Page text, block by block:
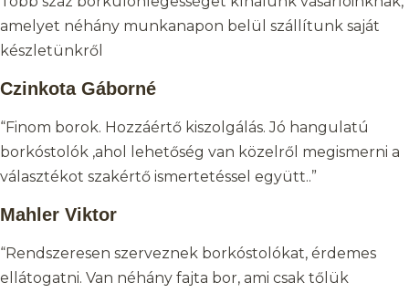
amelyet néhány munkanapon belül szállítunk saját
készletünkről
Czinkota Gáborné
“Finom borok. Hozzáértő kiszolgálás. Jó hangulatú
borkóstolók ,ahol lehetőség van közelről megismerni a
választékot szakértő ismertetéssel együtt..”
Mahler Viktor
“Rendszeresen szerveznek borkóstolókat, érdemes
ellátogatni. Van néhány fajta bor, ami csak tőlük